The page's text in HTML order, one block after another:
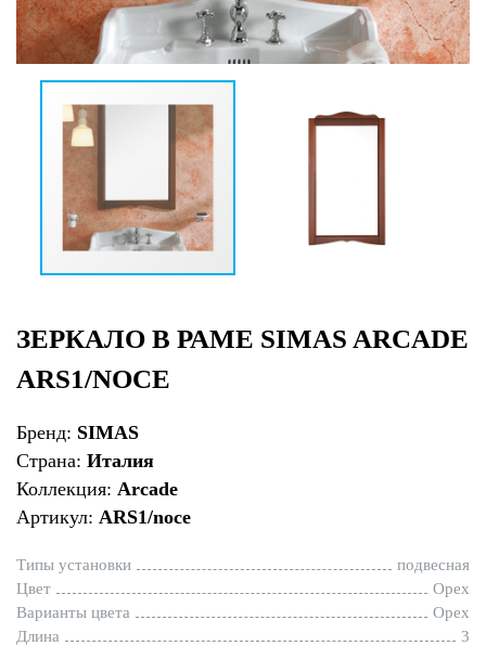
ЗЕРКАЛО В РАМЕ SIMAS ARCADE
ARS1/NOCE
Бренд: SIMAS
Страна: Италия
Коллекция: Arcade
Артикул: ARS1/noce
Типы установки
подвесная
Цвет
Орех
Варианты цвета
Орех
Длина
3